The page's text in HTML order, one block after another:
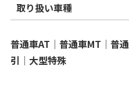
取り扱い車種
普通車AT│普通車MT│普
引│大型特殊